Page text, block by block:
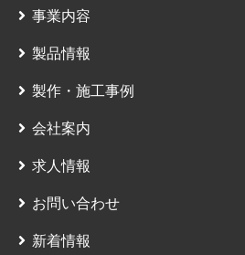
事業内容
製品情報
製作・施工事例
会社案内
求人情報
お問い合わせ
新着情報